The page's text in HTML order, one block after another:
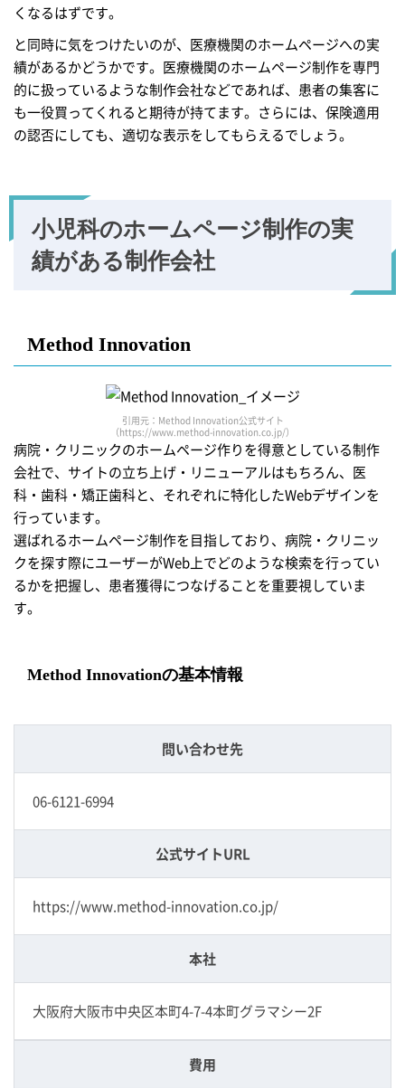
くなるはずです。
と同時に気をつけたいのが、医療機関のホームページへの実
績があるかどうかです。医療機関のホームページ制作を専門
的に扱っているような制作会社などであれば、患者の集客に
も一役買ってくれると期待が持てます。さらには、保険適用
の認否にしても、適切な表示をしてもらえるでしょう。
小児科のホームページ制作の実
績がある制作会社
Method Innovation
引用元：Method Innovation公式サイト
（https://www.method-innovation.co.jp/）
病院・クリニックのホームページ作りを得意としている制作
会社で、サイトの立ち上げ・リニューアルはもちろん、医
科・歯科・矯正歯科と、それぞれに特化したWebデザインを
行っています。
選ばれるホームページ制作を目指しており、病院・クリニッ
クを探す際にユーザーがWeb上でどのような検索を行ってい
るかを把握し、患者獲得につなげることを重要視していま
す。
Method Innovationの基本情報
問い合わせ先
06-6121-6994
公式サイトURL
https://www.method-innovation.co.jp/
本社
大阪府大阪市中央区本町4-7-4本町グラマシー2F
費用